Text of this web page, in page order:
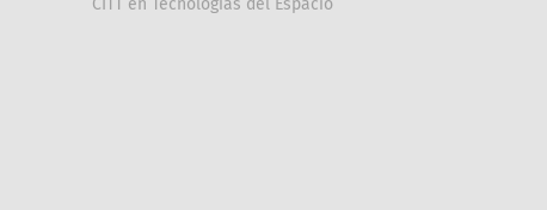
CITT en Tecnologías del Espacio